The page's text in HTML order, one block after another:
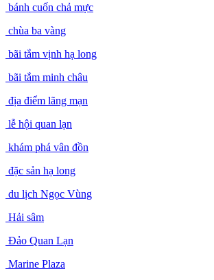
bánh cuốn chả mực
chùa ba vàng
bãi tắm vịnh hạ long
bãi tắm minh châu
địa điểm lãng mạn
lễ hội quan lạn
khám phá vân đồn
đặc sản hạ long
du lịch Ngọc Vùng
Hải sâm
Đảo Quan Lạn
Marine Plaza